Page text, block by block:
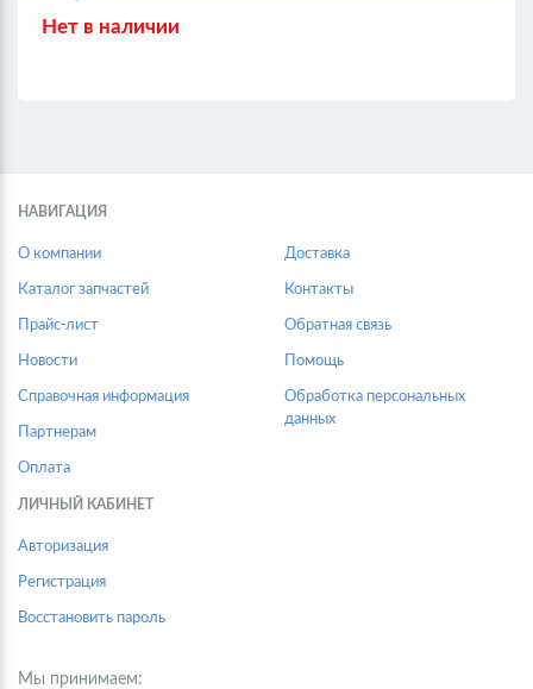
Нет в наличии
НАВИГАЦИЯ
О компании
Каталог запчастей
Прайс-лист
Новости
Справочная информация
Партнерам
Оплата
Доставка
Контакты
Обратная связь
Помощь
Обработка персональных
данных
ЛИЧНЫЙ КАБИНЕТ
Авторизация
Регистрация
Восстановить пароль
Мы принимаем: